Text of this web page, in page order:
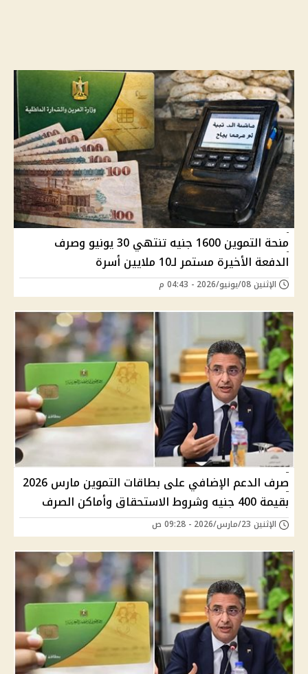
منحة التموين 1600 جنيه تنتهي 30 يونيو وصرف
الدفعة الأخيرة مستمر لـ10 ملايين أسرة
الإثنين 08/يونيو/2026 - 04:43 م
صرف الدعم الإضافي على بطاقات التموين مارس 2026
بقيمة 400 جنيه وشروط الاستحقاق وأماكن الصرف
الإثنين 23/مارس/2026 - 09:28 ص